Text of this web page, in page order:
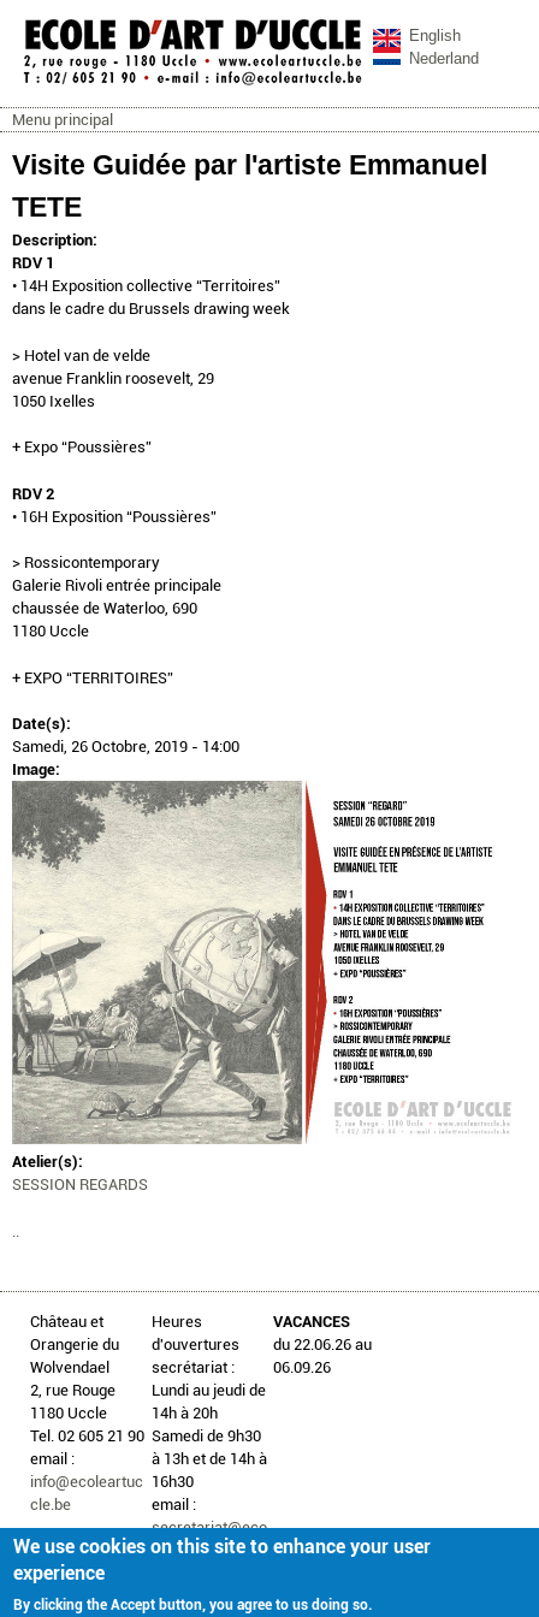
Aller au contenu principal
ecoleartuccle.be
English
Nederland
Menu principal
Menu principal
Visite Guidée par l'artiste Emmanuel
TETE
Description:
RDV 1
• 14H Exposition collective “Territoires”
dans le cadre du Brussels drawing week
> Hotel van de velde
avenue Franklin roosevelt, 29
1050 Ixelles
+ Expo “Poussières”
RDV 2
• 16H Exposition “Poussières”
> Rossicontemporary
Galerie Rivoli entrée principale
chaussée de Waterloo, 690
1180 Uccle
+ EXPO “TERRITOIRES”
Date(s):
Samedi, 26 Octobre, 2019 - 14:00
Image:
Atelier(s):
SESSION REGARDS
..
Château et
Orangerie du
Wolvendael
2, rue Rouge
1180 Uccle
Tel. 02 605 21 90
email :
info@ecoleartuc
cle.be
Heures
d'ouvertures
secrétariat :
Lundi au jeudi de
14h à 20h
Samedi de 9h30
à 13h et de 14h à
16h30
email :
secretariat@eco
leartuccle.be
VACANCES
du 22.06.26 au
06.09.26
We use cookies on this site to enhance your user
experience
By clicking the Accept button, you agree to us doing so.